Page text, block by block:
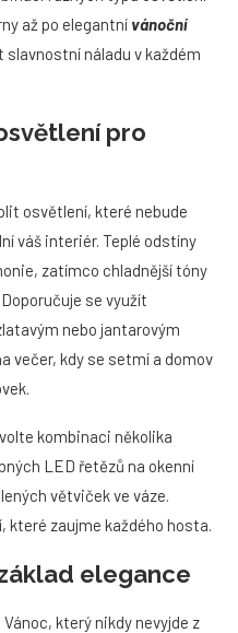
až po elegantní vánoční
náladu v každém
pro
osvětlení, které nebude
váš interiér. Teplé odstíny
zatímco chladnější tóny
se využít
nebo jantarovým
večer, kdy se setmí a domov
kombinaci několika
LED řetězů na okenní
větviček ve váze.
které zaujme každého hosta.
elegance
který nikdy nevyjde z